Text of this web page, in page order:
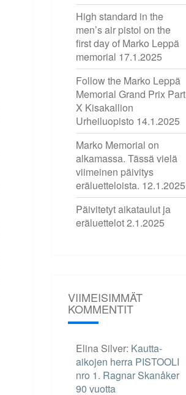
High standard in the
men’s air pistol on the
first day of Marko Leppä
memorial 17.1.2025
Follow the Marko Leppä
Memorial Grand Prix Part
X Kisakallion
Urheiluopisto 14.1.2025
Marko Memorial on
alkamassa. Tässä vielä
viimeinen päivitys
eräluetteloista. 12.1.2025
Päivitetyt aikataulut ja
eräluettelot2.1.2025
VIIMEISIMMÄT
KOMMENTIT
Elina Silver: Kautta-
aikojen herra PISTOOLI
nro 1. Ragnar Skanåker
90 vuotta